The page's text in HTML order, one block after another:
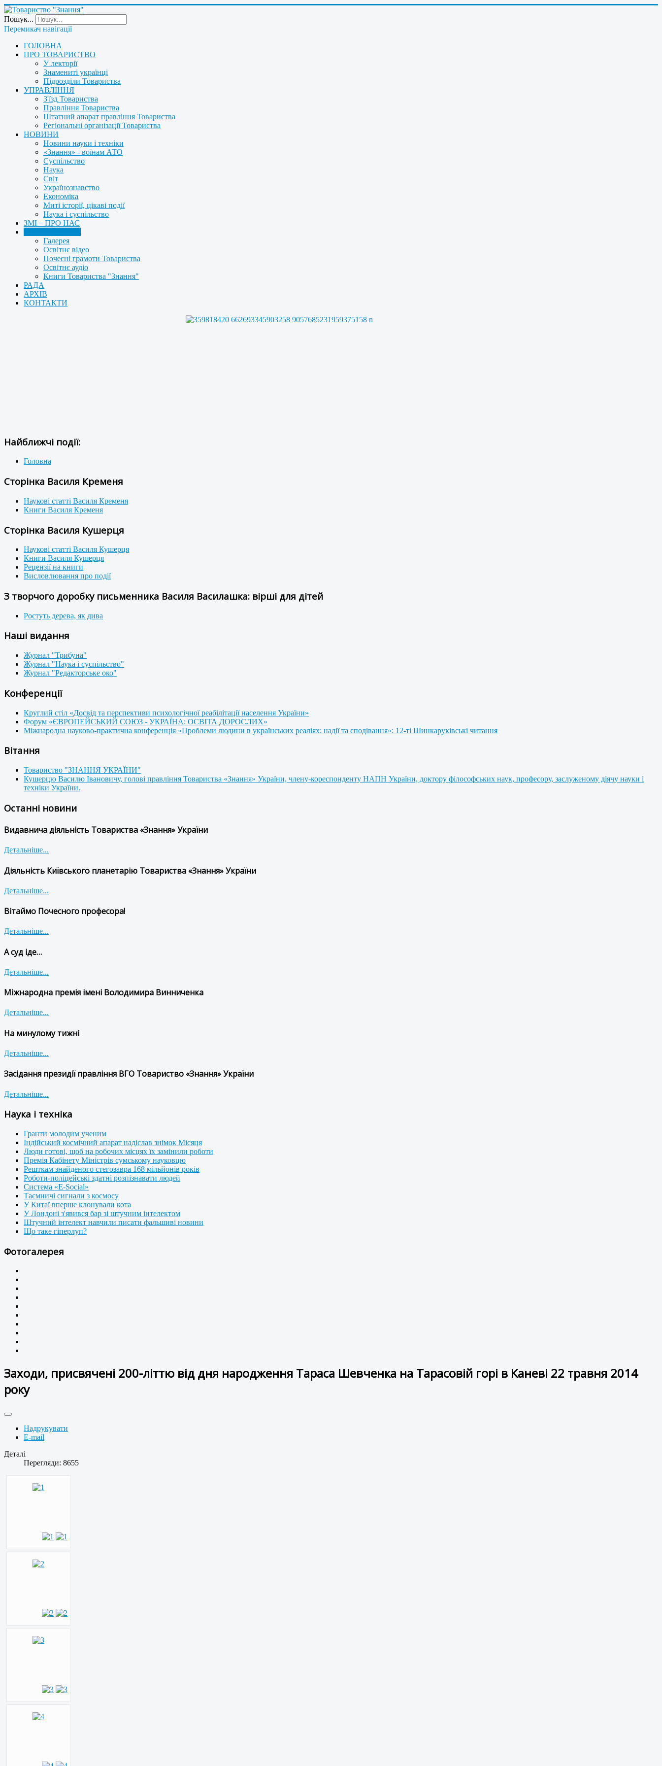
Пошук...
Перемикач навігації
ГОЛОВНА
ПРО ТОВАРИСТВО
У лекторії
Знамениті українці
Підрозділи Товариства
УПРАВЛІННЯ
З'їзд Товариства
Правління Товариства
Штатний апарат правління Товариства
Регіональні організації Товариства
НОВИНИ
Новини науки і техніки
«Знання» - воїнам АТО
Суспільство
Наука
Світ
Українознавство
Економіка
Миті історії, цікаві події
Наука і суспільство
ЗМІ – ПРО НАС
Галерея
Освітнє відео
Почесні грамоти Товариства
Освітнє аудіо
Книги Товариства "Знання"
РАДА
АРХІВ
КОНТАКТИ
Найближчі події:
Головна
Сторінка Василя Кременя
Наукові статті Василя Кременя
Книги Василя Кременя
Сторінка Василя Кушерця
Наукові статті Василя Кушерця
Книги Василя Кушерця
Рецензії на книги
Висловлювання про події
З творчого доробку письменника Василя Василашка: вірші для дітей
Ростуть дерева, як дива
Наші видання
Журнал "Трибуна"
Журнал "Наука і суспільство"
Журнал "Редакторське око"
Конференції
Круглий стіл «Досвід та перспективи психологічної реабілітації населення України»
Форум «ЄВРОПЕЙСЬКИЙ СОЮЗ - УКРАЇНА: ОСВІТА ДОРОСЛИХ»
Міжнародна науково-практична конференція «Проблеми людини в українських реаліях: надії та сподівання»: 12-ті Шинкаруківські читання
Вітання
Товариство "ЗНАННЯ УКРАЇНИ"
Кушерцю Василю Івановичу, голові правління Товариства «Знання» України, члену-кореспонденту НАПН України, доктору філософських наук, професору, заслуженому діячу науки і
техніки України.
Останні новини
Видавнича діяльність Товариства «Знання» України
Детальніше...
Діяльність Київського планетарію Товариства «Знання» України
Детальніше...
Вітаймо Почесного професора!
Детальніше...
А суд іде…
Детальніше...
Міжнародна премія імені Володимира Винниченка
Детальніше...
На минулому тижні
Детальніше...
Засідання президії правління ВГО Товариство «Знання» України
Детальніше...
Наука і техніка
Гранти молодим ученим
Індійський космічний апарат надіслав знімок Місяця
Люди готові, щоб на робочих місцях їх замінили роботи
Премія Кабінету Міністрів сумському науковцю
Решткам знайденого стегозавра 168 мільйонів років
Роботи-поліцейські здатні розпізнавати людей
Система «E-Social»
Таємничі сигнали з космосу
У Китаї вперше клонували кота
У Лондоні з'явився бар зі штучним інтелектом
Штучний інтелект навчили писати фальшиві новини
Що таке гіперлуп?
Фотогалерея
Заходи, присвячені 200-літтю від дня народження Тараса Шевченка на Тарасовій горі в Каневі 22 травня 2014
року
Надрукувати
E-mail
Деталі
Перегляди: 8655